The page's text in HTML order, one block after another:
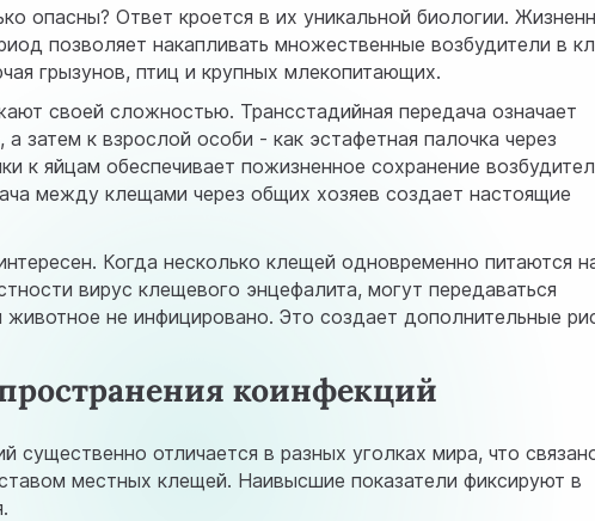
опасны? Ответ кроется в их уникальной биологии.
позволяет накапливать множественные возбудители в
грызунов, птиц и крупных млекопитающих.
своей сложностью. Трансстадийная передача означает
затем к взрослой особи - как эстафетная палочка через
к яйцам обеспечивает пожизненное сохранение
между клещами через общих хозяев создает настоящие
Когда несколько клещей одновременно питаются
вирус клещевого энцефалита, могут передаваться
не инфицировано. Это создает дополнительные
коинфекций
существенно отличается в разных уголках мира, что
местных клещей. Наивысшие показатели фиксируют в